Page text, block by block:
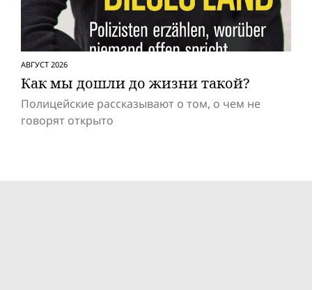
АВГУСТ 2026
Как мы дошли до жизни такой?
Полицейские рассказывают о том, о чем не
говорят открыто